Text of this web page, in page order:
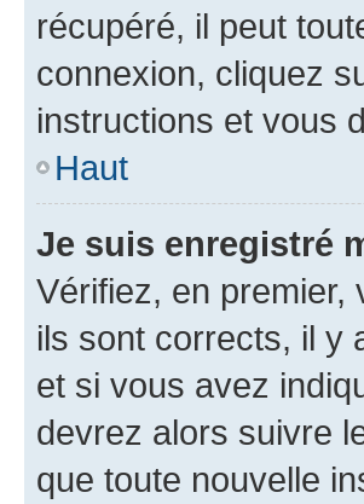
récupéré, il peut
connexion, cliquez
instructions et vous
Haut
Je suis enregistré
Vérifiez, en premier,
ils sont corrects, il y
et si vous avez
devrez alors suivre
que toute nouvelle